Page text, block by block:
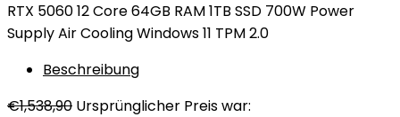
RTX 5060 12 Core 64GB RAM 1TB SSD 700W Power
Supply Air Cooling Windows 11 TPM 2.0
Beschreibung
€1,538,90 Ursprünglicher Preis war: